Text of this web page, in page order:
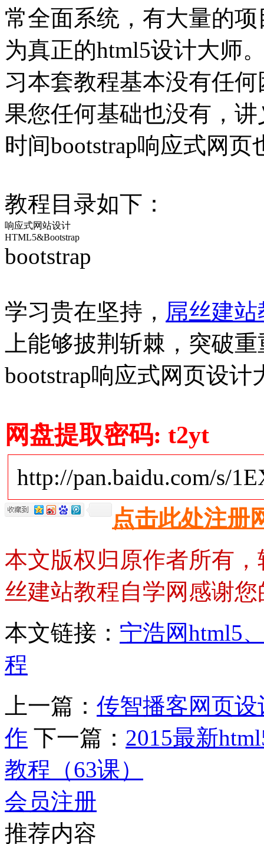
常全面系统，有大量的
为真正的html5设计大师
习本套教程基本没有任
果您任何基础也没有，
时间bootstrap响应式网
教程目录如下：
响应式网站设计
HTML5&Bootstrap
bootstrap
学习贵在坚持， 屌丝建
上能够披荆斩棘，突破
bootstrap响应式网页设计
网盘提取密码: t2yt
http://pan.baidu.com/s/
点击此处注册
本文版权归原作者所有
丝建站教程自学网感谢
本文链接： 宁浩网html5
程
上一篇： 传智播客网页
作 下一篇： 2015最新
教程（63课）
会员注册
推荐内容